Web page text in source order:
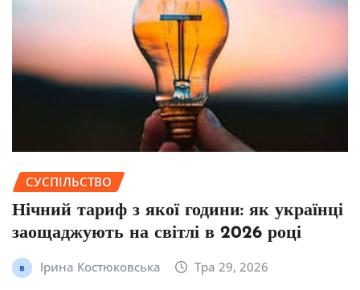
СУСПІЛЬСТВО
Нічний тариф з якої години: як українці
заощаджують на світлі в 2026 році
Ірина Костюковська Тра 29, 2026